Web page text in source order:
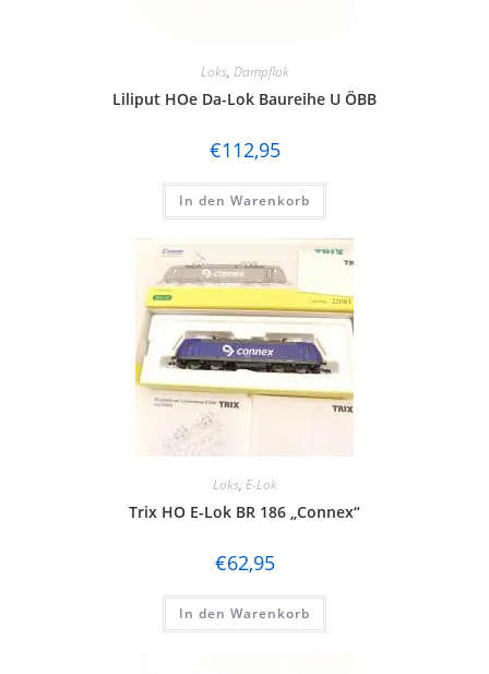
Loks, Dampflok
Liliput HOe Da-Lok Baureihe U ÖBB
€112,95
In den Warenkorb
Loks, E-Lok
Trix HO E-Lok BR 186 „Connex“
€62,95
In den Warenkorb